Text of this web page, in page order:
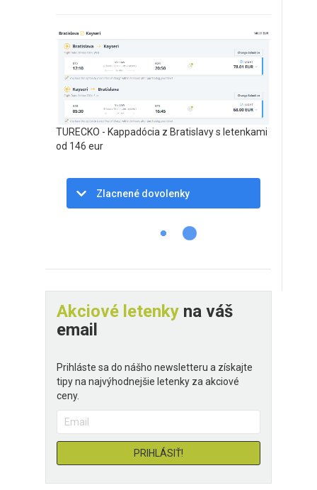
TURECKO - Kappadócia z Bratislavy s letenkami
od 146 eur
Zlacnené dovolenky
Akciové letenky na váš
email
Prihláste sa do nášho newsletteru a získajte
tipy na najvýhodnejšie letenky za akciové
ceny.